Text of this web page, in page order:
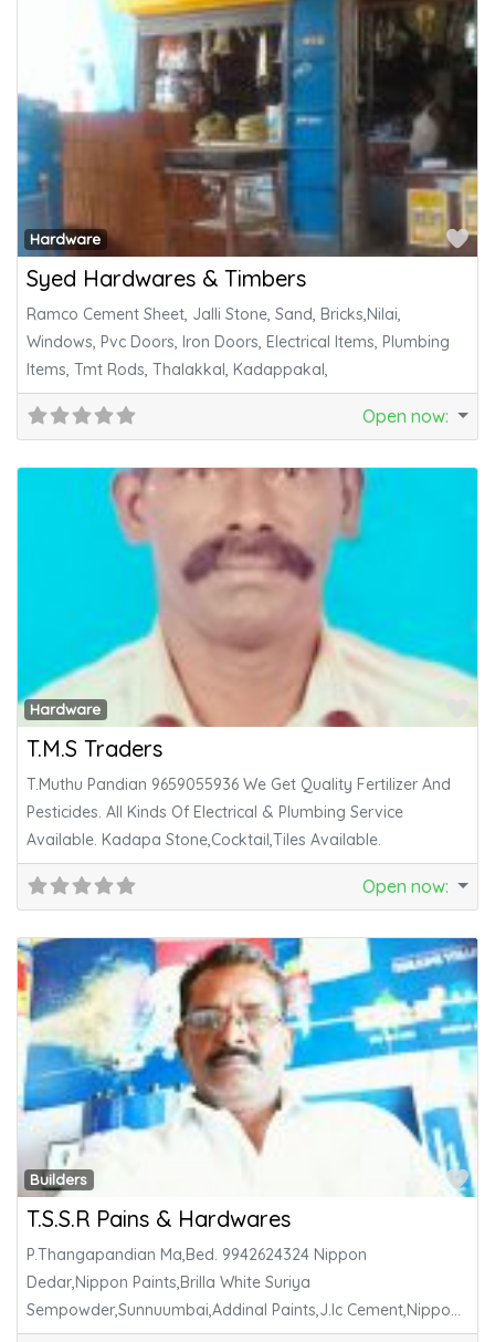
Hardware
Syed Hardwares & Timbers
Ramco Cement Sheet, Jalli Stone, Sand, Bricks,Nilai,
Windows, Pvc Doors, Iron Doors, Electrical Items, Plumbing
Items, Tmt Rods, Thalakkal, Kadappakal,
Open now:
Hardware
T.M.S Traders
T.Muthu Pandian 9659055936 We Get Quality Fertilizer And
Pesticides. All Kinds Of Electrical & Plumbing Service
Available. Kadapa Stone,Cocktail,Tiles Available.
Open now:
Builders
T.S.S.R Pains & Hardwares
P.Thangapandian Ma,Bed. 9942624324 Nippon
Dedar,Nippon Paints,Brilla White Suriya
Sempowder,Sunnuumbai,Addinal Paints,J.Ic Cement,Nippon
Walpalty Matalic Paints And Plastic Paints.